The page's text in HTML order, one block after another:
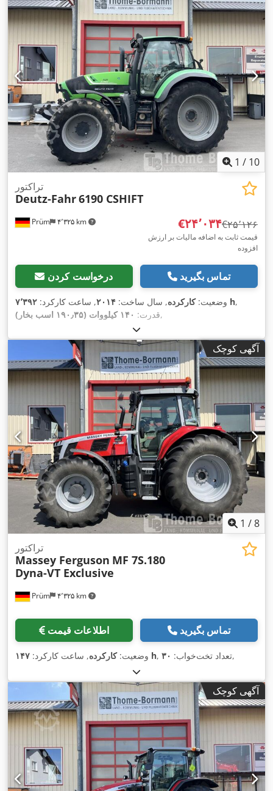
1 / 10
Prüm ۴٬۳۲۵ km
تراکتور
Deutz-Fahr6190 CSHIFT
‎€۲۴٬۰۳۴ ‎€۲۵٬۱۲۶
قیمت ثابت به اضافه مالیات بر ارزش
افزوده
درخواست کردن تماس بگیرید
وضعیت:کارکرده, سال ساخت: ۲۰۱۴, ساعت کارکرد: ۷٬۳۹۲ h,
قدرت: ۱۴۰ کیلووات (۱۹۰٫۳۵ اسب بخار) ,
آگهی کوچک
1 /8
Prüm ۴٬۳۲۵ km
تراکتور
Massey Ferguson MF 7S.180
Dyna-VT Exclusive
اطلاعات قیمت تماس بگیرید
وضعیت:کارکرده, ساعت کارکرد: ۱۴۷ h , تعداد تخت‌خواب: ۳۰ ,
آگهی کوچک